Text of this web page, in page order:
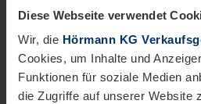
Diese Webseite verwendet
Wir, die Hörmann KG
Cookies, um Inhalte und
Funktionen für soziale Medien
die Zugriffe auf unserer Website